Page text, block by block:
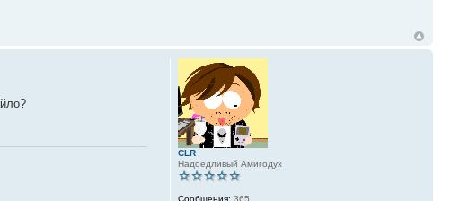
CLR
Надоедливый Амигодух
Сообщения: 365